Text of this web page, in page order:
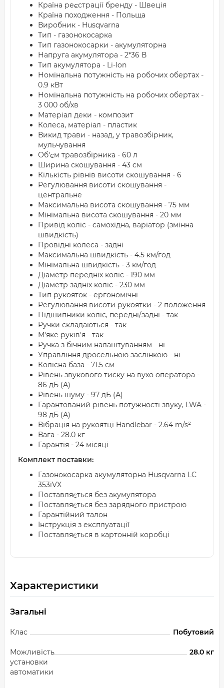
Країна реєстрації бренду - Швеція
Країна походження - Польща
Виробник - Husqvarna
Тип - газонокосарка
Тип газонокосарки - акумуляторна
Напруга акумулятора - 2*36 В
Тип акумулятора - Li-lon
Номінальна потужність на робочих обертах -
0.9 кВт
Номінальна потужність на робочих обертах -
3 000 об/хв
Матеріал деки - композит
Колеса, матеріал - пластик
Викид трави - назад, у травозбірник,
мульчування
Об'єм травозбірника - 60 л
Ширина скошування - 43 см
Кількість рівнів висоти скошування - 6
Регулювання висоти скошування -
центральне
Максимальна висота скошування - 75 мм
Мінімальна висота скошування - 20 мм
Привід коліс - самохідна, варіатор (змінна
швидкість)
Провідні колеса - задні
Максимальна швидкість - 4.5 км/год
Мінімальна швидкість - 3 км/год
Діаметр передніх коліс - 190 мм
Діаметр задніх коліс - 230 мм
Тип рукояток - ергономічні
Регулювання висоти рукоятки - 2 положення
Підшипники коліс, передні/задні - так
Ручки складаються - так
М'яке руків'я - так
Ручка з бічним налаштуванням - ні
Управління дросельною заслінкою - ні
Колісна база - 71.5 см
Рівень звукового тиску на вухо оператора -
86 дБ (А)
Рівень шуму - 97 дБ (А)
Гарантований рівень потужності звуку, LWA -
98 дБ (А)
Вібрація на рукоятці Handlebar - 2.64 m/s²
Вага - 28.0 кг
Гарантія - 24 місяці
Комплект поставки:
Газонокосарка акумуляторна Husqvarna LC
353iVX
Поставляється без акумулятора
Поставляється без зарядного пристрою
Гарантійний талон
Інструкція з експлуатації
Поставляється в картонній коробці
Характеристики
Загальні
Клас Побутовий
Можливість
установки
автоматики
28.0 кг